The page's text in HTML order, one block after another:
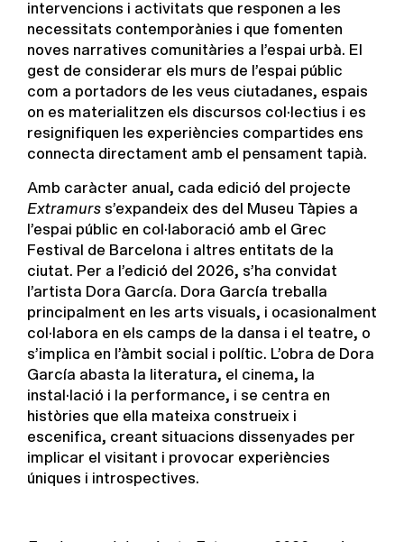
intervencions i activitats que responen a les
necessitats contemporànies i que fomenten
noves narratives comunitàries a l’espai urbà. El
gest de considerar els murs de l’espai públic
com a portadors de les veus ciutadanes, espais
on es materialitzen els discursos col·lectius i es
resignifiquen les experiències compartides ens
connecta directament amb el pensament tapià.
Amb caràcter anual, cada edició del projecte
Extramurs s’expandeix des del Museu Tàpies a
l’espai públic en col·laboració amb el Grec
Festival de Barcelona i altres entitats de la
ciutat. Per a l’edició del 2026, s’ha convidat
l’artista Dora García. Dora García treballa
principalment en les arts visuals, i ocasionalment
col·labora en els camps de la dansa i el teatre, o
s’implica en l’àmbit social i polític. L’obra de Dora
García abasta la literatura, el cinema, la
instal·lació i la performance, i se centra en
històries que ella mateixa construeix i
escenifica, creant situacions dissenyades per
implicar el visitant i provocar experiències
úniques i introspectives.